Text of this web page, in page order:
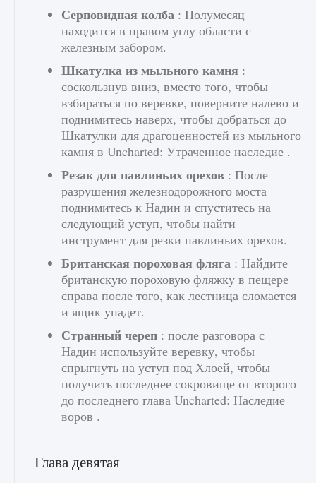
Серповидная колба : Полумесяц
находится в правом углу области с
железным забором.
Шкатулка из мыльного камня :
соскользнув вниз, вместо того, чтобы
взбираться по веревке, поверните налево и
поднимитесь наверх, чтобы добраться до
Шкатулки для драгоценностей из мыльного
камня в Uncharted: Утраченное наследие .
Резак для павлиньих орехов : После
разрушения железнодорожного моста
поднимитесь к Надин и спуститесь на
следующий уступ, чтобы найти
инструмент для резки павлиньих орехов.
Британская пороховая фляга : Найдите
британскую пороховую фляжку в пещере
справа после того, как лестница сломается
и ящик упадет.
Странный череп : после разговора с
Надин используйте веревку, чтобы
спрыгнуть на уступ под Хлоей, чтобы
получить последнее сокровище от второго
до последнего глава Uncharted: Наследие
воров .
Глава девятая